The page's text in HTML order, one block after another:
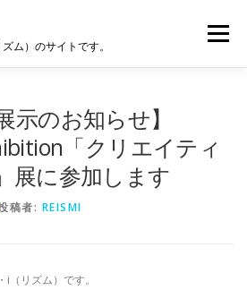
ム）のサイトです。
メニュー
BLOG SNS
示のお知らせ】
「クリエイティ
展に参加します
稿者: REISMI
（リズム）です。